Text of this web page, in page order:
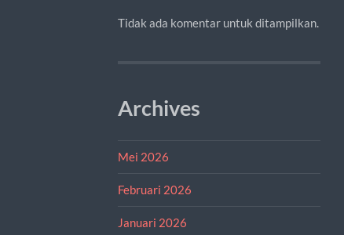
Tidak ada komentar untuk ditampilkan.
Archives
Mei 2026
Februari 2026
Januari 2026